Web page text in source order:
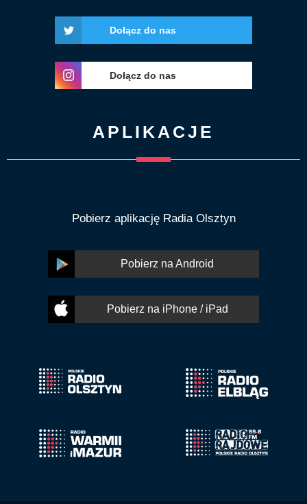
Dołącz do nas
Dołącz do nas
APLIKACJE
Pobierz aplikację Radia Olsztyn
Pobierz na Android
Pobierz na iPhone / iPad